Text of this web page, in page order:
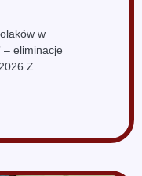
w
– eliminacje
Z